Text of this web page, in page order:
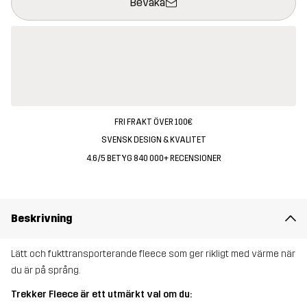
FRI FRAKT ÖVER 100€
SVENSK DESIGN & KVALITET
4.6/5 BETYG 840 000+ RECENSIONER
Beskrivning
Lätt och fukttransporterande fleece som ger rikligt med värme när
du är på språng.
Trekker Fleece är ett utmärkt val om du: